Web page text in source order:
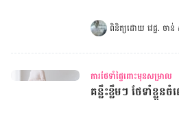
ពិនិត្យដោយ វេជ្ជ. ច
ការថែទាំផ្ទៃពោះមុនសម្រាល
គន្លឹះខ្លឹមៗ ថែទាំខ្លួ